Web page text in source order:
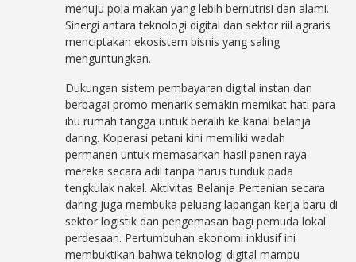
menuju pola makan yang lebih bernutrisi dan alami.
Sinergi antara teknologi digital dan sektor riil agraris
menciptakan ekosistem bisnis yang saling
menguntungkan.
Dukungan sistem pembayaran digital instan dan
berbagai promo menarik semakin memikat hati para
ibu rumah tangga untuk beralih ke kanal belanja
daring. Koperasi petani kini memiliki wadah
permanen untuk memasarkan hasil panen raya
mereka secara adil tanpa harus tunduk pada
tengkulak nakal. Aktivitas Belanja Pertanian secara
daring juga membuka peluang lapangan kerja baru di
sektor logistik dan pengemasan bagi pemuda lokal
perdesaan. Pertumbuhan ekonomi inklusif ini
membuktikan bahwa teknologi digital mampu